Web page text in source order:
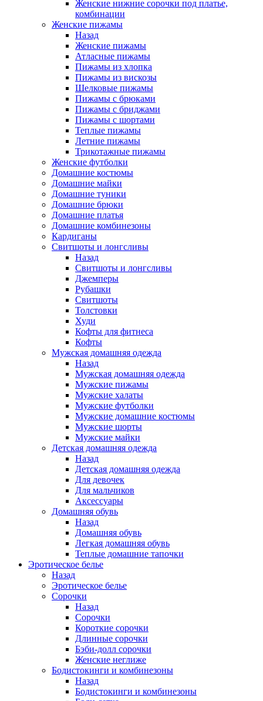
Женские нижние сорочки под платье,
комбинации
Женские пижамы
Назад
Женские пижамы
Атласные пижамы
Пижамы из хлопка
Пижамы из вискозы
Шелковые пижамы
Пижамы с брюками
Пижамы с бриджами
Пижамы с шортами
Теплые пижамы
Летние пижамы
Трикотажные пижамы
Женские футболки
Домашние костюмы
Домашние майки
Домашние туники
Домашние брюки
Домашние платья
Домашние комбинезоны
Кардиганы
Свитшоты и лонгсливы
Назад
Свитшоты и лонгсливы
Джемперы
Рубашки
Свитшоты
Толстовки
Худи
Кофты для фитнеса
Кофты
Мужская домашняя одежда
Назад
Мужская домашняя одежда
Мужские пижамы
Мужские халаты
Мужские футболки
Мужские домашние костюмы
Мужские шорты
Мужские майки
Детская домашняя одежда
Назад
Детская домашняя одежда
Для девочек
Для мальчиков
Аксессуары
Домашняя обувь
Назад
Домашняя обувь
Легкая домашняя обувь
Теплые домашние тапочки
Эротическое белье
Назад
Эротическое белье
Сорочки
Назад
Сорочки
Короткие сорочки
Длинные сорочки
Бэби-долл сорочки
Женские неглиже
Бодистокинги и комбинезоны
Назад
Бодистокинги и комбинезоны